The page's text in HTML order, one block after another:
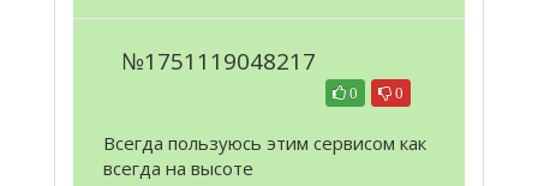
№1751119048217
0
0
Всегда пользуюсь этим сервисом как
всегда на высоте